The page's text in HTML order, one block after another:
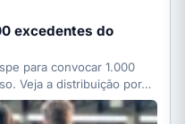
excedentes do
para convocar 1.000
Veja a distribuição por…